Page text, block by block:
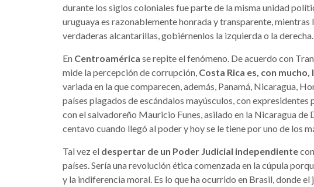
durante los siglos coloniales fue parte de la misma unidad
uruguaya es razonablemente honrada y transparente,
verdaderas alcantarillas, gobiérnenlos la izquierda o la derecha.
En Centroamérica se repite el fenómeno. De acuerdo con
mide la percepción de corrupción, Costa Rica es, con
variada en la que comparecen, además, Panamá, Nicaragua,
países plagados de escándalos mayúsculos, con expresidentes
con el salvadoreño Mauricio Funes, asilado en la Nicaragua
centavo cuando llegó al poder y hoy se le tiene por uno de los
Tal vez el despertar de un Poder Judicial independiente
países. Sería una revolución ética comenzada en la cúpula
y la indiferencia moral. Es lo que ha ocurrido en Brasil, donde